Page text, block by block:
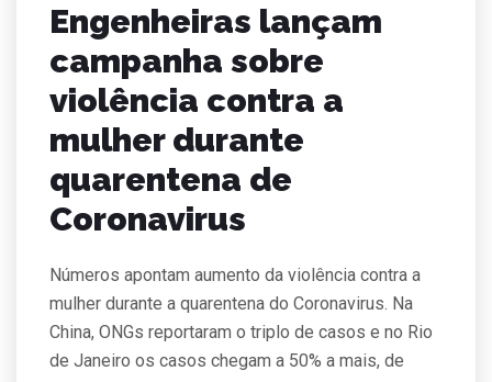
Engenheiras lançam
campanha sobre
violência contra a
mulher durante
quarentena de
Coronavirus
Números apontam aumento da violência contra a
mulher durante a quarentena do Coronavirus. Na
China, ONGs reportaram o triplo de casos e no Rio
de Janeiro os casos chegam a 50% a mais, de